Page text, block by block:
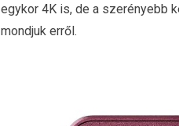
egykor 4K is, de a szerényebb
mondjuk erről.